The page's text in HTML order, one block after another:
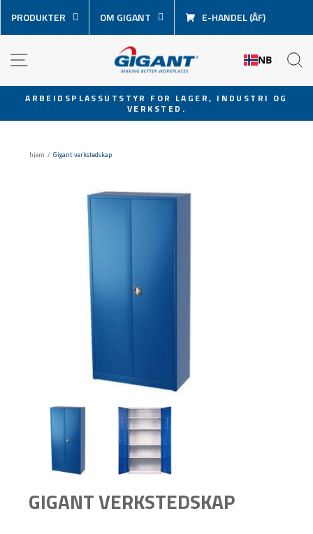
over
innhold
PRODUKTER OM GIGANT E-HANDEL (ÅF)
NB
Sett
ARBEIDSPLASSUTSTYR FOR LAGER, INDUSTRI OG
VERKSTED.
hjem / Gigant verkstedskap
GIGANT VERKSTEDSKAP